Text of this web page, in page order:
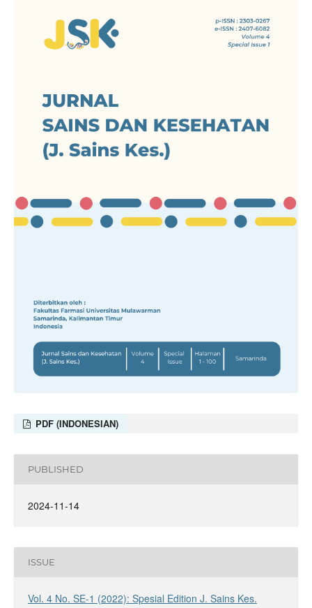
PDF (INDONESIAN)
PUBLISHED
2024-11-14
ISSUE
Vol. 4 No. SE-1 (2022): Spesial Edition J. Sains Kes.